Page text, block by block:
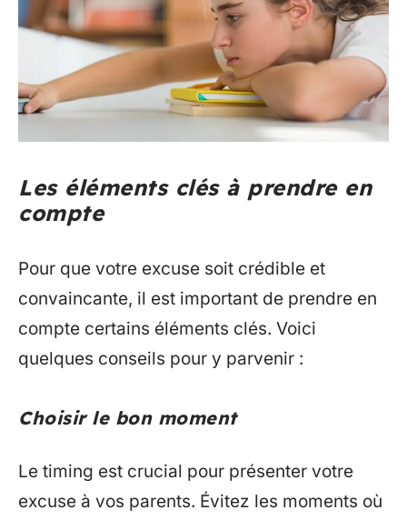
Les éléments clés à prendre en
compte
Pour que votre excuse soit crédible et
convaincante, il est important de prendre en
compte certains éléments clés. Voici
quelques conseils pour y parvenir :
Choisir le bon moment
Le timing est crucial pour présenter votre
excuse à vos parents. Évitez les moments où